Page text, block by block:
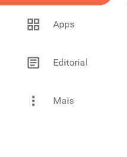
Apps
Editorial
Mais